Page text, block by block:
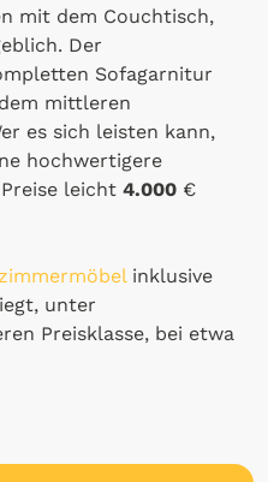
mit dem Couchtisch,
Der
Sofagarnitur
mittleren
es sich leisten kann,
hochwertigere
leicht 4.000 €
inklusive
unter
Preisklasse, bei etwa